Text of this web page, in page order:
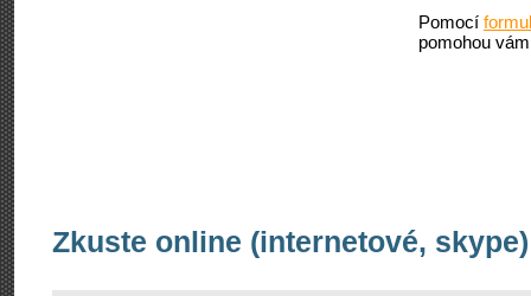
Pomocí
pomohou
Zkuste online (internetové,